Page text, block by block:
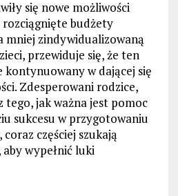
się nowe możliwości
rozciągnięte budżety
mniej zindywidualizowaną
przewiduje się, że ten
kontynuowany w dającej się
Zdesperowani rodzice,
tego, jak ważna jest pomoc
sukcesu w przygotowaniu
częściej szukają
wypełnić luki